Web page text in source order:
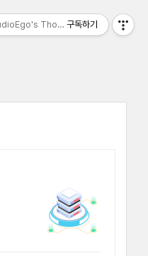
Thoughts, seasonⅡ
구독하기